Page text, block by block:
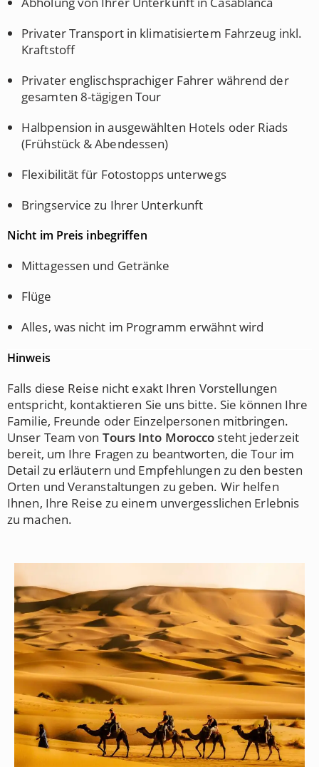
Privater Transport in klimatisiertem Fahrzeug inkl.
Kraftstoff
Privater englischsprachiger Fahrer während der
gesamten 8-tägigen Tour
Halbpension in ausgewählten Hotels oder Riads
(Frühstück & Abendessen)
Flexibilität für Fotostopps unterwegs
Bringservice zu Ihrer Unterkunft
Nicht im Preis inbegriffen
Mittagessen und Getränke
Flüge
Alles, was nicht im Programm erwähnt wird
Hinweis
Falls diese Reise nicht exakt Ihren Vorstellungen
entspricht, kontaktieren Sie uns bitte. Sie können Ihre
Familie, Freunde oder Einzelpersonen mitbringen.
Unser Team von Tours Into Morocco steht jederzeit
bereit, um Ihre Fragen zu beantworten, die Tour im
Detail zu erläutern und Empfehlungen zu den besten
Orten und Veranstaltungen zu geben. Wir helfen
Ihnen, Ihre Reise zu einem unvergesslichen Erlebnis
zu machen.